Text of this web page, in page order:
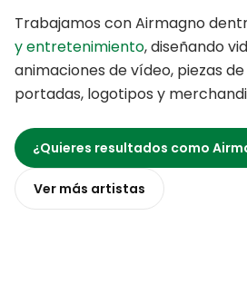
Trabajamos conAirmagno
y entretenimiento,diseñando
animaciones de vídeo, piezas
portadas, logotipos y
¿Quieres resultados como
Ver más artistas